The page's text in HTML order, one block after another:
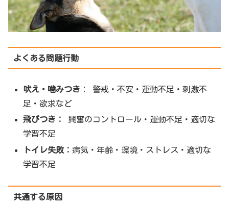
よくある問題行動
吠え・噛みつき ： 警戒・不安・運動不足・刺激不
足・欲求など
飛びつき：
興奮のコントロール・運動不足・適切な
学習不足
トイレ失敗：病気・年齢・環境・ストレス・適切な
学習不足
共通する原因